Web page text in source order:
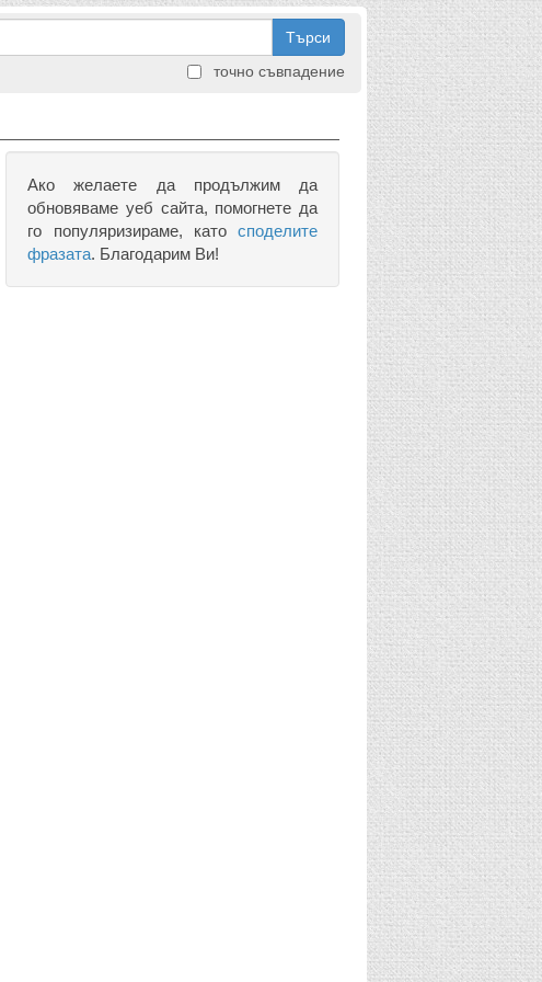
Търси
точно съвпадение
Ако желаете да продължим да
обновяваме уеб сайта, помогнете да
го популяризираме, като споделите
фразата. Благодарим Ви!